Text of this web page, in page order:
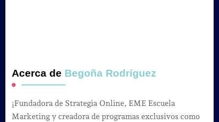
Acerca de Begoña Rodríguez
¡Fundadora de Strategia Online, EME Escuela
Marketing y creadora de programas exclusivos como